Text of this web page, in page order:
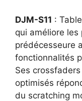
DJM-S11 :
qui améliore
prédécesseure
fonctionnalités
Ses
optimisés
du scratching